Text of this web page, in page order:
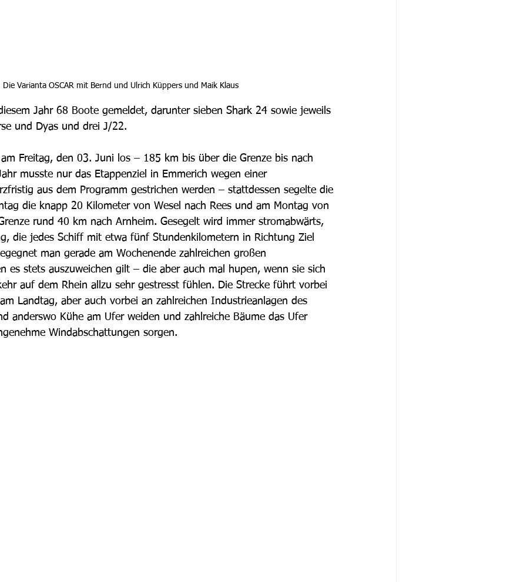
Die Varianta OSCAR mit Bernd und Ulrich Küppers und Maik Klaus
Jahr 68 Boote gemeldet, darunter sieben Shark 24 sowie jeweils
und Dyas und drei J/22.
Freitag, den 03. Juni los – 185 km bis über die Grenze bis nach
musste nur das Etappenziel in Emmerich wegen einer
aus dem Programm gestrichen werden – stattdessen segelte die
die knapp 20 Kilometer von Wesel nach Rees und am Montag von
rund 40 km nach Arnheim. Gesegelt wird immer stromabwärts,
die jedes Schiff mit etwa fünf Stundenkilometern in Richtung Ziel
man gerade am Wochenende zahlreichen großen
es stets auszuweichen gilt – die aber auch mal hupen, wenn sie sich
auf dem Rhein allzu sehr gestresst fühlen. Die Strecke führt vorbei
Landtag, aber auch vorbei an zahlreichen Industrieanlagen des
anderswo Kühe am Ufer weiden und zahlreiche Bäume das Ufer
Windabschattungen sorgen.